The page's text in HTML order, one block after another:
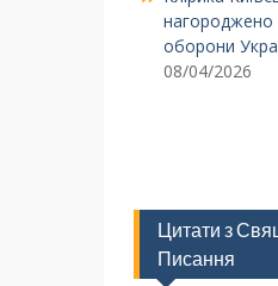
нагороджено
оборони
08/04/2026
Цитати з
Писання